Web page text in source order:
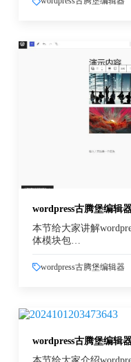
wordpress古腾堡编辑
本节给大家讲解
体模块包…
wordpress古腾堡编辑器
wordpress古腾堡编辑